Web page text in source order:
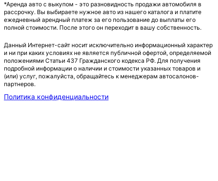
*Аренда авто с выкупом - это разновидность продажи автомобиля в
рассрочку. Вы выбираете нужное авто из нашего каталога и платите
ежедневный арендный платеж за его пользование до выплаты его
полной стоимости. После этого он переходит в вашу собственность.
Данный Интернет-сайт носит исключительно информационный характер
и ни при каких условиях не является публичной офертой, определяемой
положениями Статьи 437 Гражданского кодекса РФ. Для получения
подробной информации о наличии и стоимости указанных товаров и
(или) услуг, пожалуйста, обращайтесь к менеджерам автосалонов-
партнеров.
Политика конфиденциальности